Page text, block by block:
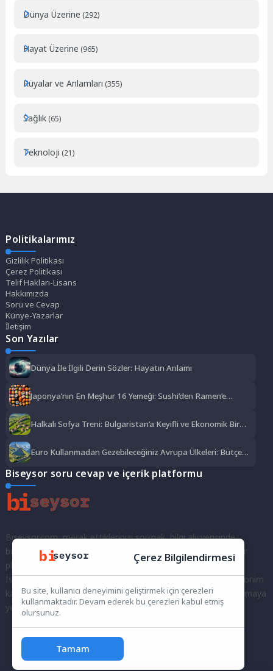
Dünya Üzerine (292)
Hayat Üzerine (965)
Rüyalar ve Anlamları (355)
Sağlık (65)
Teknoloji (21)
Politikalarımız
Gizlilik Politikası
Çerez Politikası
Telif Hakları-Lisans
Hakkımızda
Soru ve Cevap
Künye-Yazarlar
İletişim
Son Yazılar
Dünya İle İlgili Derin Sözler: Hayatın Anlamı
Japonya’nın En Meşhur 16 Yemeği: Sushi’den Ramen’e
Halkalı Sofya Treni: Bulgaristan’a Keyifli ve Ekonomik Bir
Euro Kullanmadan Gezebileceğiniz Avrupa Ülkeleri: Bütçe
Biseysor soru cevap ve içerik platformu
Biseysor.com, merak ettiklerinizi sormak, bilgi alışverişinde
bulunmak ve fikirlerinizi paylaşmak için bir araya geldiğimiz bir
platformdur.
İster kayıtlı bir kullanıcı olarak topluluğumuza katılın, ister anonim
kalarak sorularınızı yöneltin; burada her türlü soruya ve tartışmaya
yer var. Bilgiyi keşfetmek ve paylaşmak için bize katılın!
Çerez Bilgilendirmesi
Bu site, kullanıcı deneyimini geliştirmek için çerezleri
kullanmaktadır. Devam ederek bu çerezleri kabul etmiş
olursunuz.
Tamam